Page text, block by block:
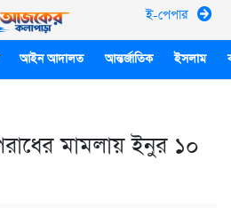
ই-পেপার
আইন আদালত আন্তর্জাতিক ইসলাম
মামলায় ইনুর ১০